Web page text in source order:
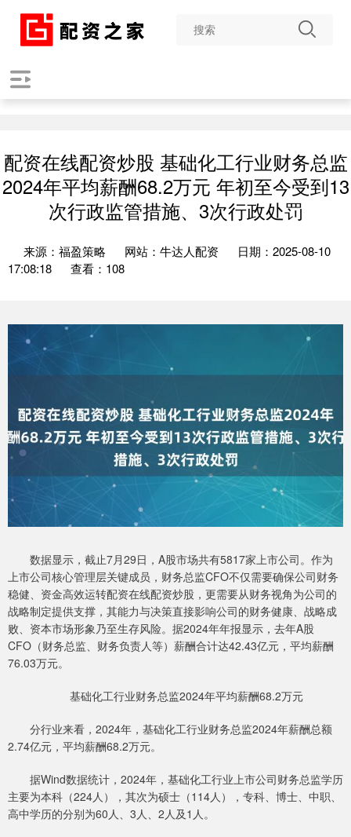
配资在线配资炒股 基础化工行业财务总监
2024年平均薪酬68.2万元 年初至今受到13
次行政监管措施、3次行政处罚
来源：福盈策略 网站：牛达人配资
日期：2025-08-10
17:08:18
查看：108
数据显示，截止7月29日，A股市场共有5817家上市公司。作为
上市公司核心管理层关键成员，财务总监CFO不仅需要确保公司财务
稳健、资金高效运转配资在线配资炒股，更需要从财务视角为公司的
战略制定提供支撑，其能力与决策直接影响公司的财务健康、战略成
败、资本市场形象乃至生存风险。据2024年年报显示，去年A股
CFO（财务总监、财务负责人等）薪酬合计达42.43亿元，平均薪酬
76.03万元。
基础化工行业财务总监2024年平均薪酬68.2万元
分行业来看，2024年，基础化工行业财务总监2024年薪酬总额
2.74亿元，平均薪酬68.2万元。
据Wind数据统计，2024年，基础化工行业上市公司财务总监学历
主要为本科（224人），其次为硕士（114人），专科、博士、中职、
高中学历的分别为60人、3人、2人及1人。